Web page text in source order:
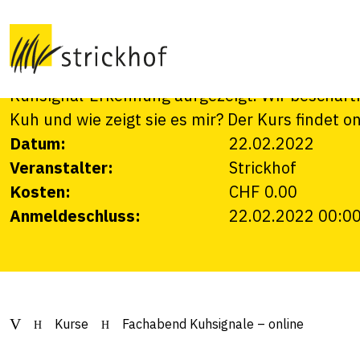
Am Fachabend "Kuhsignale" wird Ihnen die
Bedeutung in der Praxis vermittelt. Dabei wird
stattfinden. Im zweiten Teil wird live aus dem
Kuhsignal-Erkennung aufgezeigt. Wir
Kuh und wie zeigt sie es mir? Der Kurs findet
Datum:
22.02.2022
Veranstalter:
Strickhof
Kosten:
CHF 0.00
Anmeldeschluss:
22.02.2022
Kurse Fachabend Kuhsignale – online